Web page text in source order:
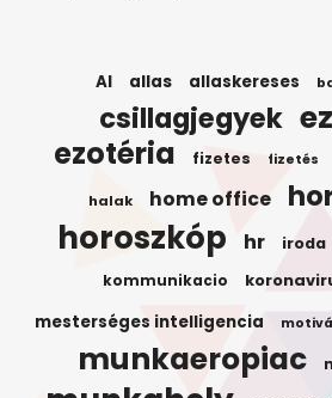
AI allas allaskereses
csillagjegyek
ezotéria fizetes fizetés
halak home office
horoszkóp hr iroda
kommunikacio
mesterséges intelligencia
munkaeropiac